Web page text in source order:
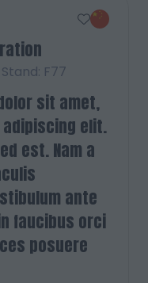
F77
sit amet,
elit.
est. Nam a
ante
faucibus orci
posuere